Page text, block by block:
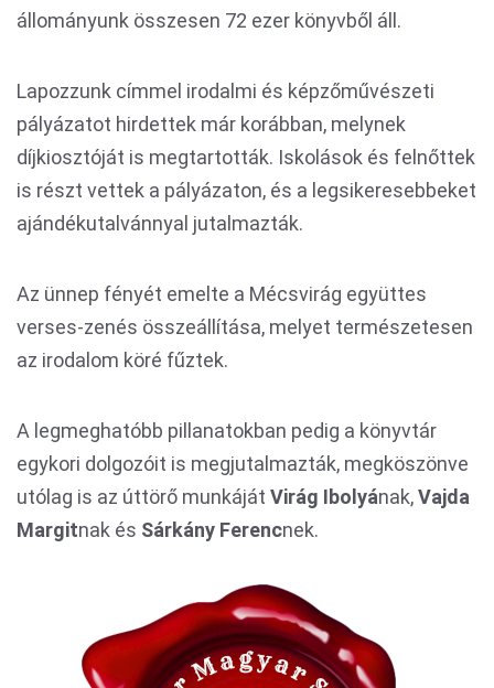
állományunk összesen 72 ezer könyvből áll.
Lapozzunk címmel irodalmi és képzőművészeti
pályázatot hirdettek már korábban, melynek
díjkiosztóját is megtartották. Iskolások és felnőttek
is részt vettek a pályázaton, és a legsikeresebbeket
ajándékutalvánnyal jutalmazták.
Az ünnep fényét emelte a Mécsvirág együttes
verses-zenés összeállítása, melyet természetesen
az irodalom köré fűztek.
A legmeghatóbb pillanatokban pedig a könyvtár
egykori dolgozóit is megjutalmazták, megköszönve
utólag is az úttörő munkáját Virág Ibolyának,Vajda
Margitnak és Sárkány Ferencnek.